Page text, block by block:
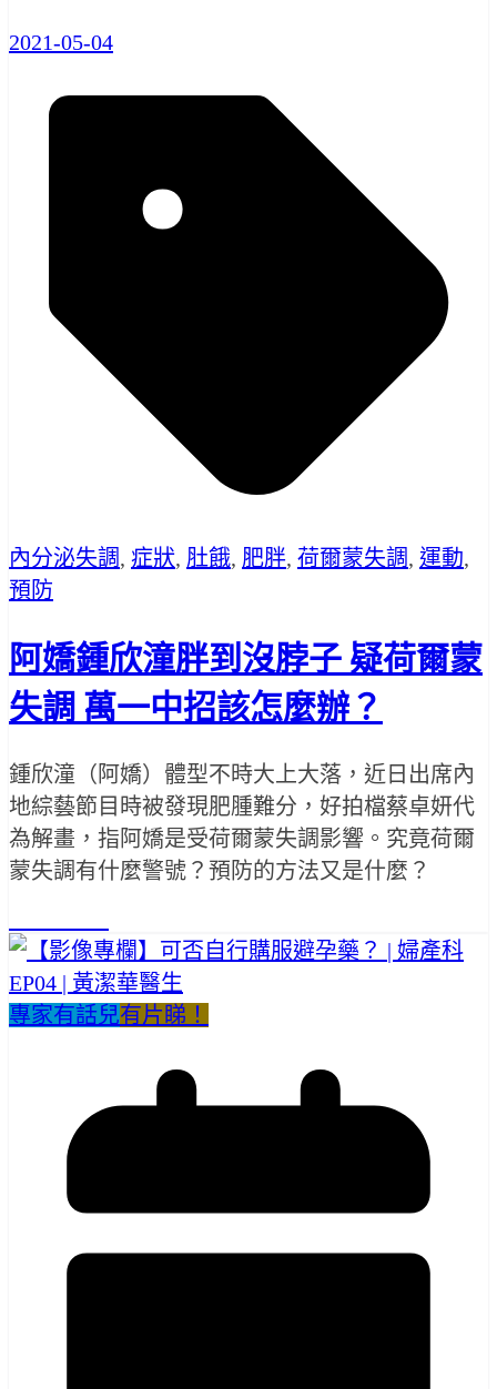
2021-05-04
內分泌失調, 症狀, 肚餓, 肥胖, 荷爾蒙失調, 運動,
預防
阿嬌鍾欣潼胖到沒脖子 疑荷爾蒙
失調 萬一中招該怎麼辦？
鍾欣潼（阿嬌）體型不時大上大落，近日出席內
地綜藝節目時被發現肥腫難分，好拍檔蔡卓妍代
為解畫，指阿嬌是受荷爾蒙失調影響。究竟荷爾
蒙失調有什麼警號？預防的方法又是什麼？
專家有話兒有片睇！